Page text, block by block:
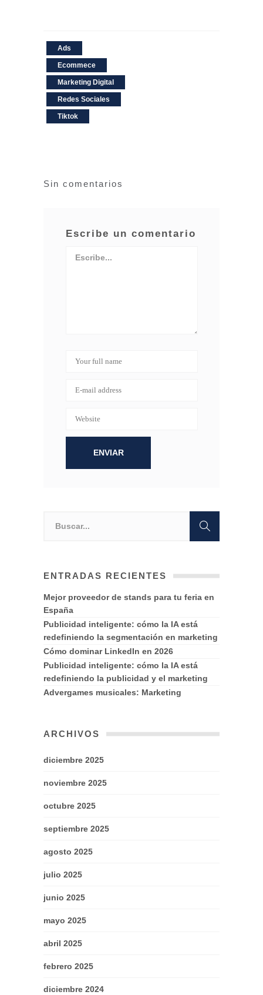
Ads
Ecommece
Marketing Digital
Redes Sociales
Tiktok
Sin comentarios
Escribe un comentario
ENTRADAS RECIENTES
Mejor proveedor de stands para tu feria en
España
Publicidad inteligente: cómo la IA está
redefiniendo la segmentación en marketing
Cómo dominar LinkedIn en 2026
Publicidad inteligente: cómo la IA está
redefiniendo la publicidad y el marketing
Advergames musicales: Marketing
ARCHIVOS
diciembre 2025
noviembre 2025
octubre 2025
septiembre 2025
agosto 2025
julio 2025
junio 2025
mayo 2025
abril 2025
febrero 2025
diciembre 2024